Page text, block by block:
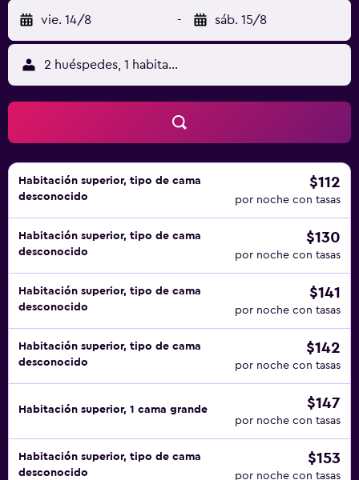
wifi gratis. Es posible solicitar juegos de cama
hipoalergénicos, cambio de toallas y cambio de sábanas.
También hay cunas (de pago) y camas supletorias (de
pago) a disposición de los clientes. Se ofrece servicio de
limpieza todos los días. Los servicios de ocio y
esparcimiento en este hotel incluyen una piscina cubierta
y sauna. Se pueden practicar las actividades de ocio y
esparcimiento que se indican más abajo en las
instalaciones o cerca del alojamiento (es posible que se
aplique un recargo).
vie. 14/8 - sáb. 15/8
2 huéspedes, 1 habitación
Habitación superior, tipo de cama
desconocido
$112
por noche con tasas
Habitación superior, tipo de cama
desconocido
$130
por noche con tasas
Habitación superior, tipo de cama
desconocido
$141
por noche con tasas
Habitación superior, tipo de cama
desconocido
$142
por noche con tasas
Habitación superior, 1 cama grande $147
por noche con tasas
Habitación superior, tipo de cama
desconocido
$153
por noche con tasas